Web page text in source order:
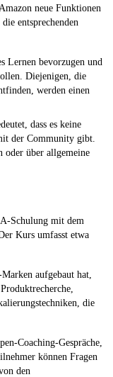
neue Funktionen
entsprechenden
Lernen bevorzugen und
Diejenigen, die
werden einen
dass es keine
der Community gibt.
oder über allgemeine
Schulung mit dem
Kurs umfasst etwa
aufgebaut hat,
die
Coaching-Gespräche,
können Fragen
den